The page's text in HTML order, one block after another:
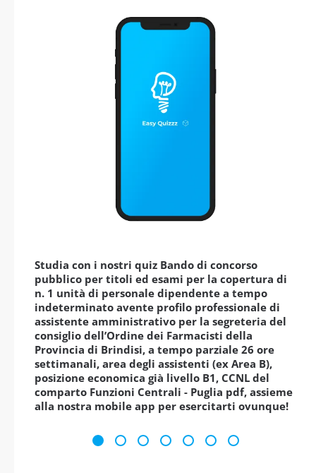
Studia con i nostri quiz Bando di concorso
pubblico per titoli ed esami per la copertura di
n. 1 unità di personale dipendente a tempo
indeterminato avente profilo professionale di
assistente amministrativo per la segreteria del
consiglio dell’Ordine dei Farmacisti della
Provincia di Brindisi, a tempo parziale 26 ore
settimanali, area degli assistenti (ex Area B),
posizione economica già livello B1, CCNL del
comparto Funzioni Centrali - Puglia pdf, assieme
alla nostra mobile app per esercitarti ovunque!